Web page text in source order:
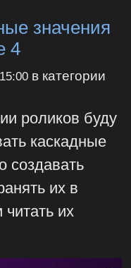
значения
4
в категории
роликов буду
каскадные
создавать
их в
их